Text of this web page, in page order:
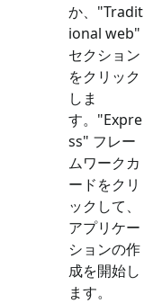
か、"Tradit
ional web"
セクション
をクリック
しま
す。"Expre
ss" フレー
ムワークカ
ードをクリ
ックして、
アプリケー
ションの作
成を開始し
ます。